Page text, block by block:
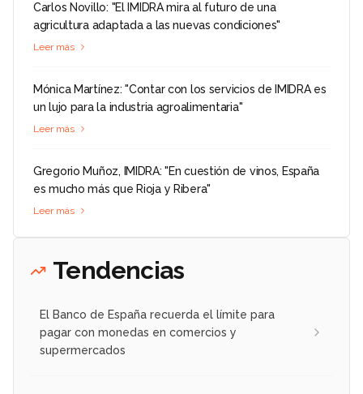
Carlos Novillo: "El IMIDRA mira al futuro de una
agricultura adaptada a las nuevas condiciones"
Leer más
Mónica Martínez: "Contar con los servicios de IMIDRA es
un lujo para la industria agroalimentaria"
Leer más
Gregorio Muñoz, IMIDRA: "En cuestión de vinos, España
es mucho más que Rioja y Ribera"
Leer más
Tendencias
El Banco de España recuerda el límite para
pagar con monedas en comercios y
supermercados